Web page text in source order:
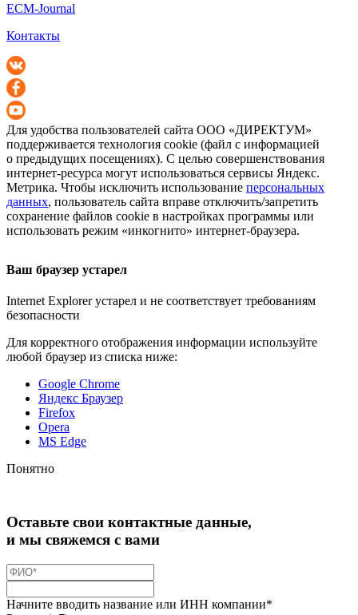
ECM-Journal
Контакты
Для удобства пользователей сайта ООО «ДИРЕКТУМ»
поддерживается технология cookie (файл с информацией
о предыдущих посещениях). С целью совершенствования
интернет-ресурса могут использоваться сервисы Яндекс.
Метрика. Чтобы исключить использование персональных
данных, пользователь сайта вправе отключить/запретить
сохранение файлов cookie в настройках программы или
использовать режим «инкогнито» интернет-браузера.
Ваш браузер устарел
Internet Explorer устарел и не соответствует требованиям
безопасности
Для корректного отображения информации используйте
любой браузер из списка ниже:
Google Chrome
Яндекс Браузер
Firefox
Opera
MS Edge
Понятно
Оставьте свои контактные данные,
и мы свяжемся с вами
Начните вводить название или ИНН компании*